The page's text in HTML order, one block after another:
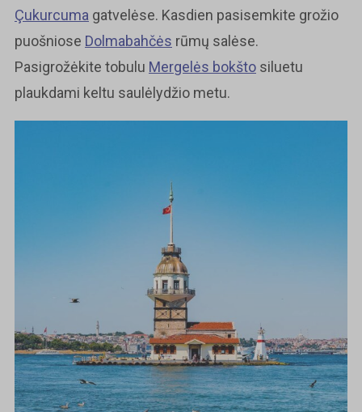
Çukurcuma gatvelėse. Kasdien pasisemkite grožio
puošniose Dolmabahčės rūmų salėse.
Pasigrožėkite tobulu Mergelės bokšto siluetu
plaukdami keltu saulėlydžio metu.